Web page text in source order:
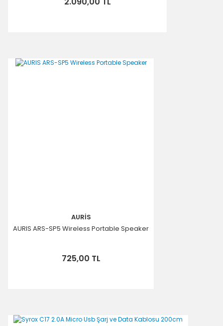
AURİS
AURIS ARS-SP5 Wireless Portable Speaker
725,00 TL